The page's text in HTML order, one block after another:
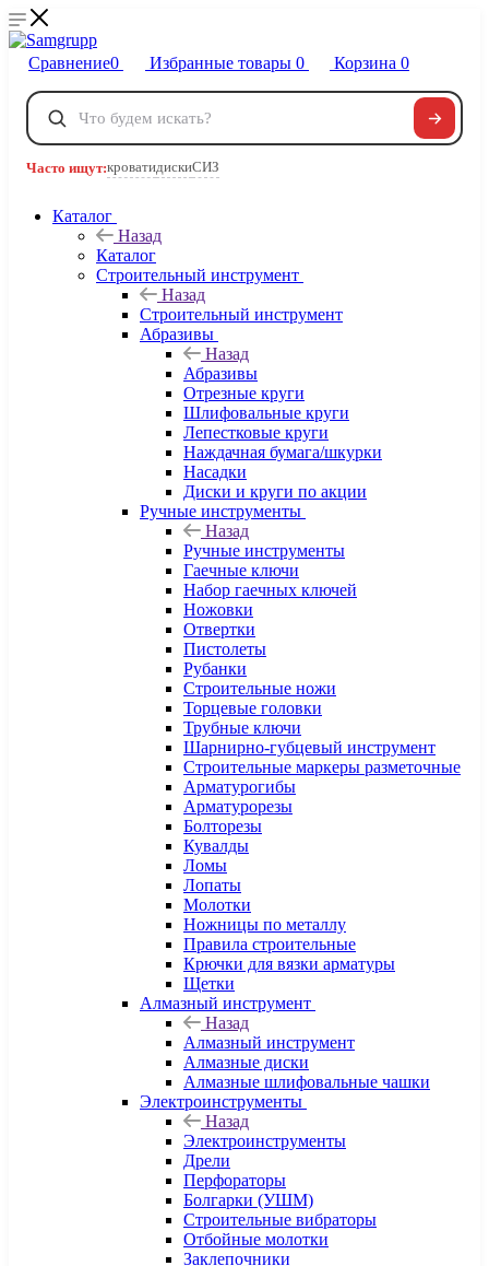
Сравнение0 Избранные товары 0 Корзина 0
Телефоны
8 800 222-40-09
Часто ищут:кроватидискиСИЗ
Каталог
Назад
Каталог
Строительный инструмент
Назад
Строительный инструмент
Абразивы
Назад
Абразивы
Отрезные круги
Шлифовальные круги
Лепестковые круги
Наждачная бумага/шкурки
Насадки
Диски и круги по акции
Ручные инструменты
Назад
Ручные инструменты
Гаечные ключи
Набор гаечных ключей
Ножовки
Отвертки
Пистолеты
Рубанки
Строительные ножи
Торцевые головки
Трубные ключи
Шарнирно-губцевый инструмент
Строительные маркеры разметочные
Арматурогибы
Арматурорезы
Болторезы
Кувалды
Ломы
Лопаты
Молотки
Ножницы по металлу
Правила строительные
Крючки для вязки арматуры
Щетки
Алмазный инструмент
Назад
Алмазный инструмент
Алмазные диски
Алмазные шлифовальные чашки
Электроинструменты
Назад
Электроинструменты
Дрели
Перфораторы
Болгарки (УШМ)
Строительные вибраторы
Отбойные молотки
Заклепочники